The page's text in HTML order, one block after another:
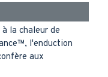
la chaleur de
l'enduction
aux